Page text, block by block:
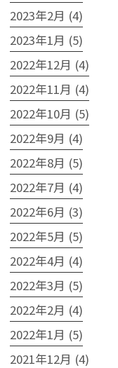
2023年2月 (4)
2023年1月 (5)
2022年12月 (4)
2022年11月 (4)
2022年10月 (5)
2022年9月 (4)
2022年8月 (5)
2022年7月 (4)
2022年6月 (3)
2022年5月 (5)
2022年4月 (4)
2022年3月 (5)
2022年2月 (4)
2022年1月 (5)
2021年12月 (4)